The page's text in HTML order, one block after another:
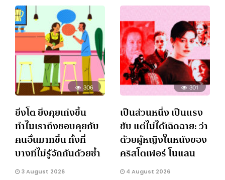
306
ยิ่งโต ยิ่งคุยเก่งขึ้น
ทำไมเราถึงชอบคุยกับ
คนอื่นมากขึ้น ทั้งที่
บางทีไม่รู้จักกันด้วยซ้ำ
3 August 2026
301
เป็นส่วนหนึ่ง เป็นแรง
ขับ แต่ไม่ได้เฉิดฉาย: ว่า
ด้วยผู้หญิงในหนังของ
คริสโตเฟอร์ โนแลน
4 August 2026